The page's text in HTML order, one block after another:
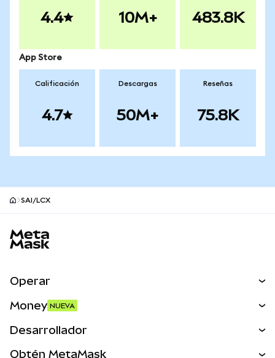
4.4 10M+ 483.8K
App Store
Calificación
4.7
Descargas
50M+
Reseñas
75.8K
SAI/LCX
Operar
Money NUEVA
Desarrollador
Obtén MetaMask